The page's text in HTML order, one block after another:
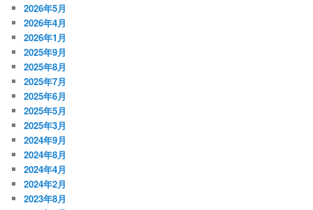
2026年5月
2026年4月
2026年1月
2025年9月
2025年8月
2025年7月
2025年6月
2025年5月
2025年3月
2024年9月
2024年8月
2024年4月
2024年2月
2023年8月